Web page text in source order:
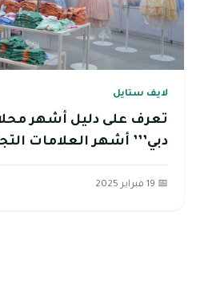
لايف ستايل
تعرف على دليل أشهر
دبي’’’ أشهر العلامات
📅 19 فبراير 2025